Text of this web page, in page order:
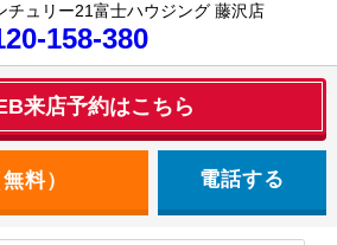
チュリー21富士ハウジング 藤沢店
158-380
来店予約はこちら
電話する